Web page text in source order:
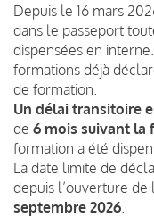
Depuis le 16 mars
dans le passeport
dispensées en
formations déjà
de formation.
Un délai transitoire
de 6 mois suivant la
formation a été
La date limite de
depuis l’ouverture de
septembre 2026